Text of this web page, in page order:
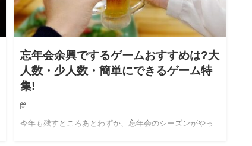
忘年会余興でするゲームおすすめは?大
人数・少人数・簡単にできるゲーム特
集!
今年も残すところあとわずか、忘年会のシーズンがやっ